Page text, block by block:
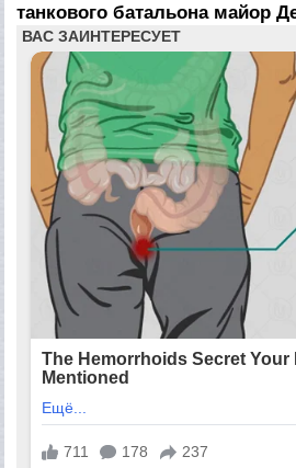
танкового батальона майор